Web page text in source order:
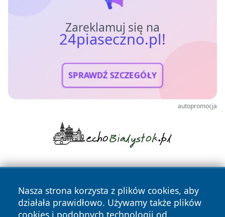
Zareklamuj się na
24piaseczno.pl!
SPRAWDŹ SZCZEGÓŁY
autopromocja
Nasza strona korzysta z plików cookies, aby
działała prawidłowo. Używamy także plików
cookies i podobnych technologii od